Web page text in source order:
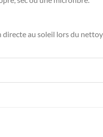
au soleil lors du